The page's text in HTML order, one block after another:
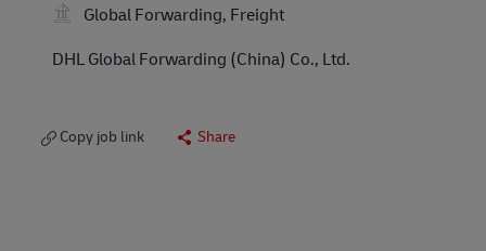
Global Forwarding, Freight
DHL Global Forwarding (China) Co., Ltd.
Copy job link Share